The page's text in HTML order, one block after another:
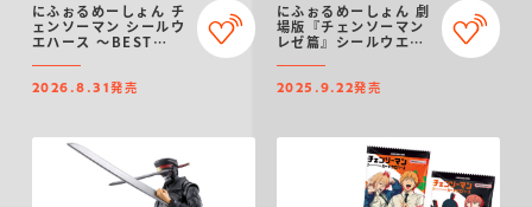
にふぉるめーしょん チ
ェンソーマン シールウ
エハース ～BEST
2026.8.31発売
にふぉるめーしょん 劇
場版『チェンソーマン
レゼ篇』シールウエハ
2025.9.22発売